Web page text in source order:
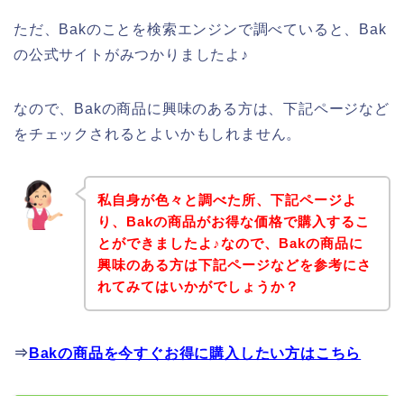
ただ、Bakのことを検索エンジンで調べていると、Bak
の公式サイトがみつかりましたよ♪
なので、Bakの商品に興味のある方は、下記ページなど
をチェックされるとよいかもしれません。
私自身が色々と調べた所、下記ページよ
り、Bakの商品がお得な価格で購入するこ
とができましたよ♪なので、Bakの商品に
興味のある方は下記ページなどを参考にさ
れてみてはいかがでしょうか？
⇒ Bakの商品を今すぐお得に購入したい方はこちら